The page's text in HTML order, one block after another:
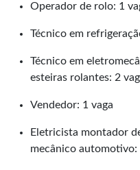
Operador de rolo: 1
Técnico em
Técnico em
esteiras rolantes: 2
Vendedor: 1 vaga
Eletricista montador
mecânico automotivo: